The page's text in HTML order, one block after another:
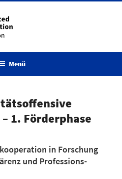
Menü
1. Förderphase
in Forschung
und Professions­